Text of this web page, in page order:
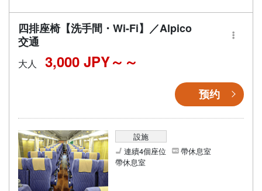
四排座椅【洗手間・Wi-Fi】／Alpico
交通
大人 3,000 JPY～
预约
設施
連續4個座位
帶休息室
帶休息室